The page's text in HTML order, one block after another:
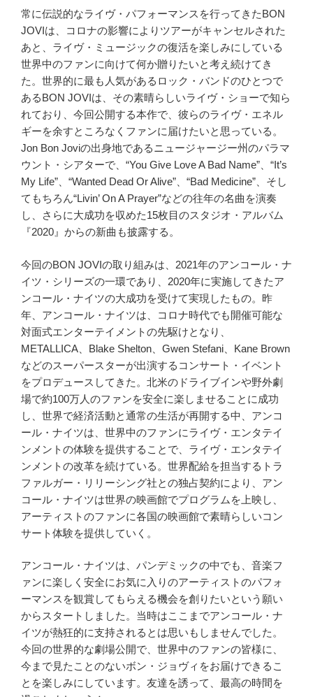
常に伝説的なライヴ・パフォーマンスを行ってきたBON
JOVIは、コロナの影響によりツアーがキャンセルされた
あと、ライヴ・ミュージックの復活を楽しみにしている
世界中のファンに向けて何か贈りたいと考え続けてき
た。世界的に最も人気があるロック・バンドのひとつで
あるBON JOVIは、その素晴らしいライヴ・ショーで知ら
れており、今回公開する本作で、彼らのライヴ・エネル
ギーを余すところなくファンに届けたいと思っている。
Jon Bon Joviの出身地であるニュージャージー州のパラマ
ウント・シアターで、“You Give Love A Bad Name”、“It’s
My Life”、“Wanted Dead Or Alive”、“Bad Medicine”、そし
てもちろん“Livin’ On A Prayer”などの往年の名曲を演奏
し、さらに大成功を収めた15枚目のスタジオ・アルバム
『2020』からの新曲も披露する。
今回のBON JOVIの取り組みは、2021年のアンコール・ナ
イツ・シリーズの一環であり、2020年に実施してきたア
ンコール・ナイツの大成功を受けて実現したもの。昨
年、アンコール・ナイツは、コロナ時代でも開催可能な
対面式エンターテイメントの先駆けとなり、
METALLICA、Blake Shelton、Gwen Stefani、Kane Brown
などのスーパースターが出演するコンサート・イベント
をプロデュースしてきた。北米のドライブインや野外劇
場で約100万人のファンを安全に楽しませることに成功
し、世界で経済活動と通常の生活が再開する中、アンコ
ール・ナイツは、世界中のファンにライヴ・エンタテイ
ンメントの体験を提供することで、ライヴ・エンタテイ
ンメントの改革を続けている。世界配給を担当するトラ
ファルガー・リリーシング社との独占契約により、アン
コール・ナイツは世界の映画館でプログラムを上映し、
アーティストのファンに各国の映画館で素晴らしいコン
サート体験を提供していく。
アンコール・ナイツは、パンデミックの中でも、音楽フ
ァンに楽しく安全にお気に入りのアーティストのパフォ
ーマンスを観賞してもらえる機会を創りたいという願い
からスタートしました。当時はここまでアンコール・ナ
イツが熱狂的に支持されるとは思いもしませんでした。
今回の世界的な劇場公開で、世界中のファンの皆様に、
今まで見たことのないボン・ジョヴィをお届けできるこ
とを楽しみにしています。友達を誘って、最高の時間を